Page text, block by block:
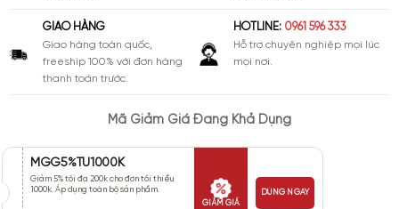
GIAO HÀNG
Giao hàng toàn quốc,
freeship 100% với đơn hàng
thanh toán trước.
HOTLINE: 0961 596 333
Hỗ trợ chuyên nghiệp mọi lúc
mọi nơi.
Mã Giảm Giá Đang Khả Dụng
MGG5%TU1000K
Giảm 5% tối đa 200k cho đơn tối thiểu
1000k. Áp dụng toàn bộ sản phẩm.
GIẢM GIÁ
DÙNG NGAY